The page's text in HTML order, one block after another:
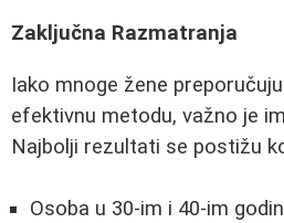
Zaključna Razmatranja
Iako mnoge žene
efektivnu metodu, važno je
Najbolji rezultati se postižu
Osoba u 30-im i 40-im